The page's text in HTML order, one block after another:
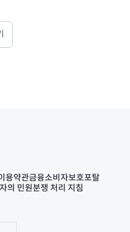
용약관금융소비자보호포탈
의 민원분쟁 처리 지침